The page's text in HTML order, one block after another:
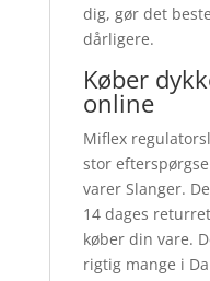
dig, gør det
dårligere.
Køber
online
Miflex
stor
varer Slanger.
14 dages
køber din vare.
rigtig mange i